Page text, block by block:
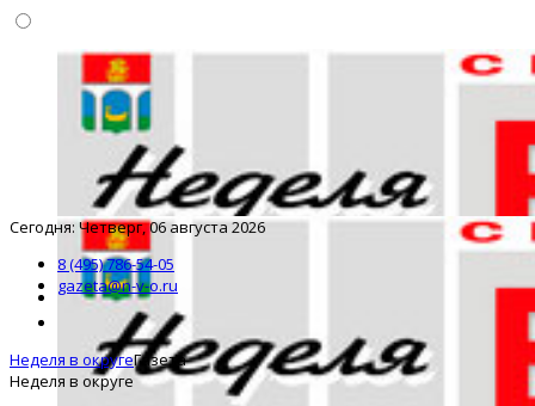
Сегодня: Четверг, 06 августа 2026
8 (495) 786-54-05
gazeta@n-v-o.ru
Неделя в округеГазета
Неделя в округе